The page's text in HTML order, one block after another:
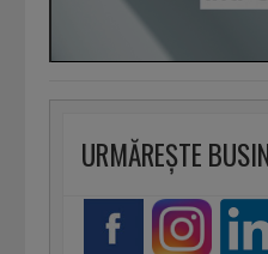
URMĂREȘTE